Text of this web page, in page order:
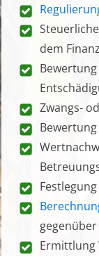
dem
Zwangs-
Ermittlung